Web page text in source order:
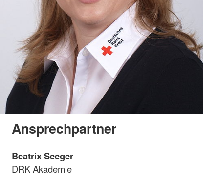
Ansprechpartner
Beatrix Seeger
DRK Akademie